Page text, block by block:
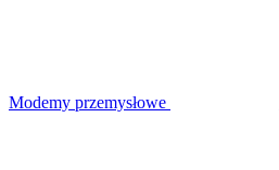
Modemy przemysłowe